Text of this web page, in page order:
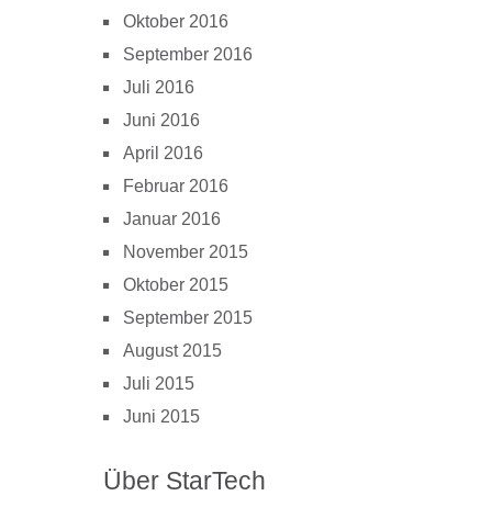
Oktober 2016
September 2016
Juli 2016
Juni 2016
April 2016
Februar 2016
Januar 2016
November 2015
Oktober 2015
September 2015
August 2015
Juli 2015
Juni 2015
Über StarTech